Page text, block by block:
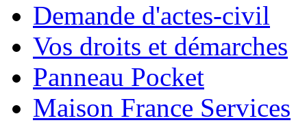
Demande d'actes-civil
Vos droits et démarches
Panneau Pocket
Maison France Services